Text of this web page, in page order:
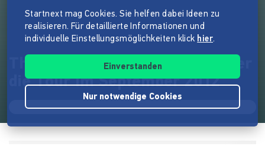
The Hirsch Effekt: Ein Film über
die Tour im September 2012
Startnext mag Cookies. Sie helfen dabei Ideen zu
realisieren. Für detaillierte Informationen und
individuelle Einstellungsmöglichkeiten klick hier.
Einverstanden
Nur notwendige Cookies